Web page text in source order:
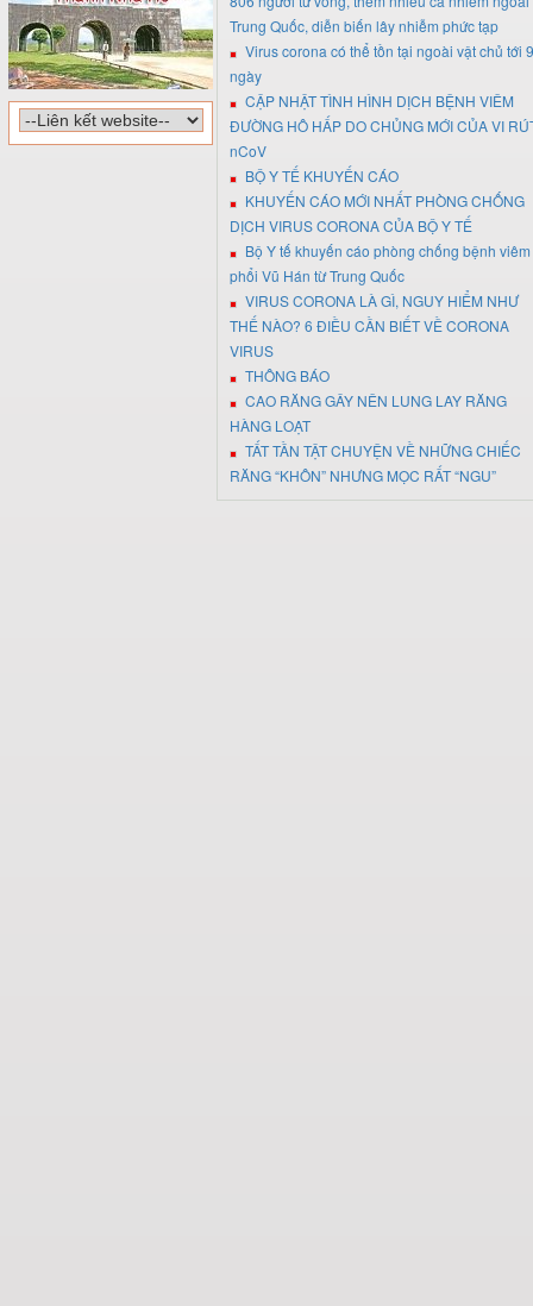
Trung Quốc, diễn biến lây nhiễm phức tạp
Virus corona có thể tồn tại ngoài vật chủ tới 9
ngày
CẬP NHẬT TÌNH HÌNH DỊCH BỆNH VIÊM
ĐƯỜNG HÔ HẤP DO CHỦNG MỚI CỦA VI
nCoV
BỘ Y TẾ KHUYẾN CÁO
KHUYẾN CÁO MỚI NHẤT PHÒNG CHỐNG
DỊCH VIRUS CORONA CỦA BỘ Y TẾ
Bộ Y tế khuyến cáo phòng chống bệnh viêm
phổi Vũ Hán từ Trung Quốc
VIRUS CORONA LÀ GÌ, NGUY HIỂM NHƯ
THẾ NÀO? 6 ĐIỀU CẦN BIẾT VỀ CORONA
VIRUS
THÔNG BÁO
CAO RĂNG GÂY NÊN LUNG LAY RĂNG
HÀNG LOẠT
TẤT TẦN TẬT CHUYỆN VỀ NHỮNG CHIẾC
RĂNG “KHÔN” NHƯNG MỌC RẤT “NGU”